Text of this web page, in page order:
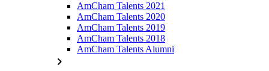
AmCham Talents 2021
AmCham Talents 2020
AmCham Talents 2019
AmCham Talents 2018
AmCham Talents Alumni
chevron_right